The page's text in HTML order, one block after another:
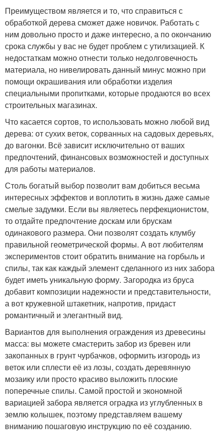
Преимуществом является и то, что справиться с
обработкой дерева сможет даже новичок. Работать с
ним довольно просто и даже интересно, а по окончанию
срока службы у вас не будет проблем с утилизацией. К
недостаткам можно отнести только недолговечность
материала, но нивелировать данный минус можно при
помощи окрашивания или обработки изделия
специальными пропитками, которые продаются во всех
строительных магазинах.
Что касается сортов, то использовать можно любой вид
дерева: от сухих веток, сорванных на садовых деревьях,
до вагонки. Всё зависит исключительно от ваших
предпочтений, финансовых возможностей и доступных
для работы материалов.
Столь богатый выбор позволит вам добиться весьма
интересных эффектов и воплотить в жизнь даже самые
смелые задумки. Если вы являетесь перфекционистом,
то отдайте предпочтение доскам или брускам
одинакового размера. Они позволят создать клумбу
правильной геометрической формы. А вот любителям
экспериментов стоит обратить внимание на горбыль и
спилы, так как каждый элемент сделанного из них забора
будет иметь уникальную форму. Загородка из бруса
добавит композиции надежности и представительности,
а вот кружевной штакетник, напротив, придаст
романтичный и элегантный вид.
Вариантов для выполнения ограждения из древесины
масса: вы можете смастерить забор из бревен или
закопанных в грунт чурбачков, оформить изгородь из
веток или сплести её из лозы, создать деревянную
мозаику или просто красиво выложить плоские
поперечные спилы. Самой простой и экономной
вариацией забора является оградка из углубленных в
землю колышек, поэтому представляем вашему
вниманию пошаговую инструкцию по её созданию.